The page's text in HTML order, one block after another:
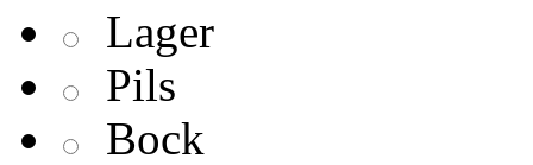
Lager
Pils
Bock